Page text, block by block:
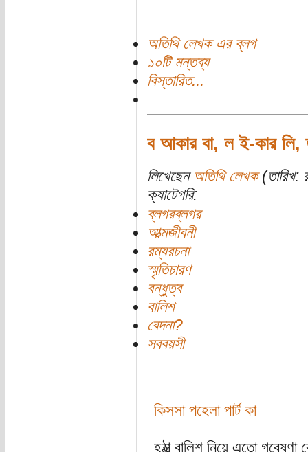
অতিথি লেখক এর ব্লগ
১০টি মন্তব্য
বিস্তারিত...
ব আকার বা, ল ই-কার
লিখেছেন অতিথি লেখক(তারিখ:
ক্যাটেগরি:
ব্লগরব্লগর
আত্মজীবনী
রম্যরচনা
স্মৃতিচারণ
বন্ধুত্ব
বালিশ
বেদনা?
সববয়সী
কিসসা পহেলা পার্ট কা
হঠাত্‍ বালিশ নিয়ে এতো